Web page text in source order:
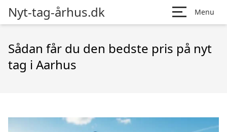
Nyt-tag-århus.dk Menu
Sådan får du den bedste pris på nyt
tag i Aarhus